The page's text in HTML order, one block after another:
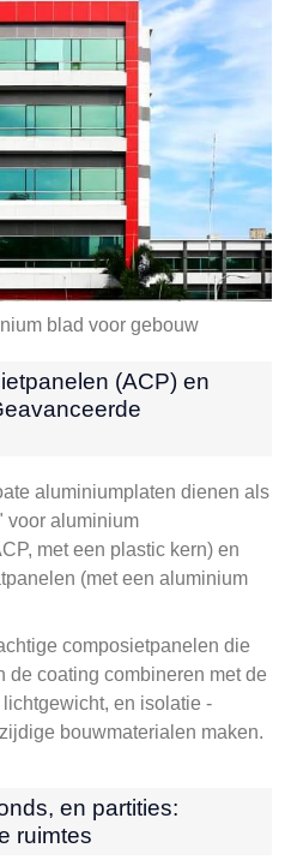
blad voor gebouw
(ACP) en
aluminiumplaten dienen als
voor aluminium
met een plastic kern) en
(met een aluminium
composietpanelen die
de coating combineren met de
en isolatie -
bouwmaterialen maken.
en partities:
ruimtes